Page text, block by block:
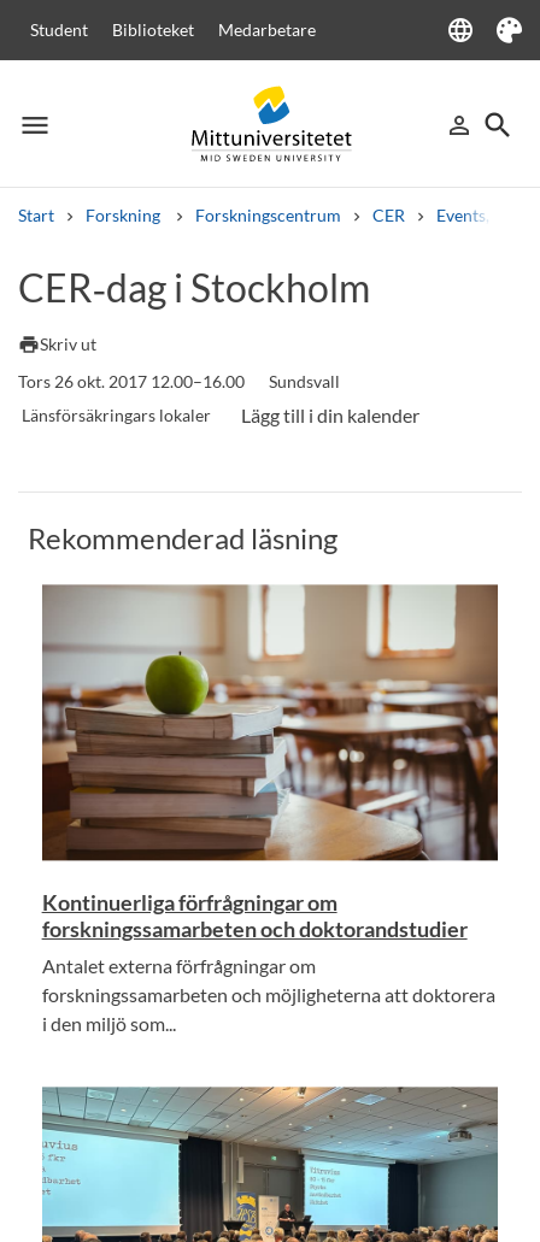
Student Biblioteket Medarbetare language
Language
Tema
menu
Meny person_outline
Logga in
search
Sök
Start Forskning Forskningscentrum CER Events,
Andra söktjänster
Kurser och program
CER‑dag i Stockholm
printSkriv ut
Tors 26 okt. 2017 12.00–16.00
Sundsvall
Länsförsäkringars lokaler
Rekommenderad läsning
Kontinuerliga förfrågningar om
forskningssamarbeten och doktorandstudier
Antalet externa förfrågningar om
forskningssamarbeten och möjligheterna att doktorera
i den miljö som...